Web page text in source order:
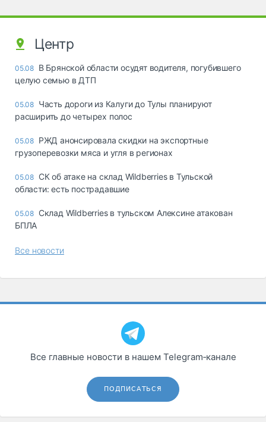
Центр
05.08 В Брянской области осудят водителя, погубившего
целую семью в ДТП
05.08 Часть дороги из Калуги до Тулы планируют
расширить до четырех полос
05.08 РЖД анонсировала скидки на экспортные
грузоперевозки мяса и угля в регионах
05.08 СК об атаке на склад Wildberries в Тульской
области: есть пострадавшие
05.08 Склад Wildberries в тульском Алексине атакован
БПЛА
Все новости
Все главные новости в нашем Telegram‑канале
ПОДПИСАТЬСЯ